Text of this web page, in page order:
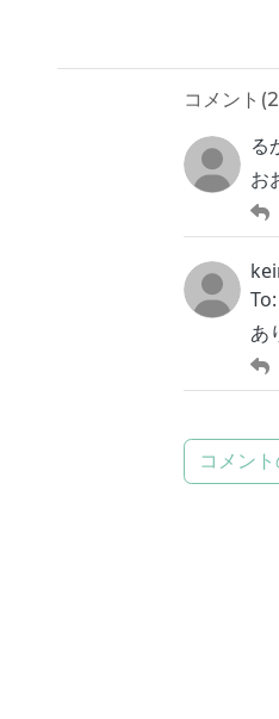
コメント(2
る
お
To:
あ
コメン